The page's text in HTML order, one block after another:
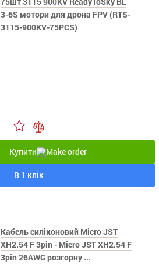
3-6S мотори для дрона FPV (RTS-
3115-900KV-75PCS)
Купити
В 1 клік
Кабель силіконовий Micro JST
XH2.54 F 3pin - Micro JST XH2.54 F
3pin 26AWG розгорну ...